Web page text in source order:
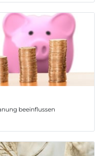
beeinflussen